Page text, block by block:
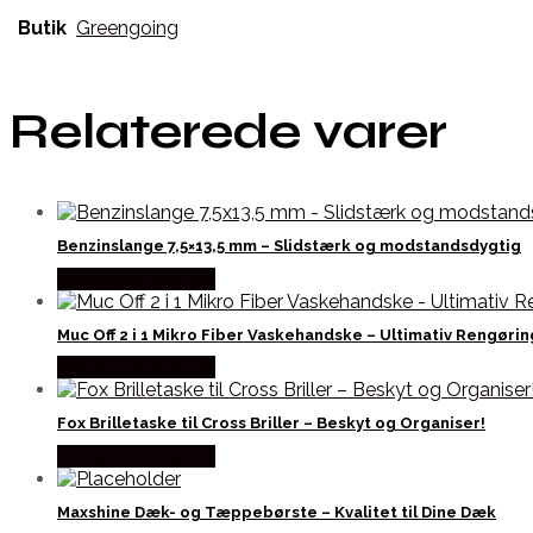
Butik Greengoing
Relaterede varer
Benzinslange 7,5×13,5 mm – Slidstærk og modstandsdygtig
Muc Off 2 i 1 Mikro Fiber Vaskehandske – Ultimativ
Fox Brilletaske til Cross Briller – Beskyt og Organiser!
Maxshine Dæk- og Tæppebørste – Kvalitet til Dine Dæk